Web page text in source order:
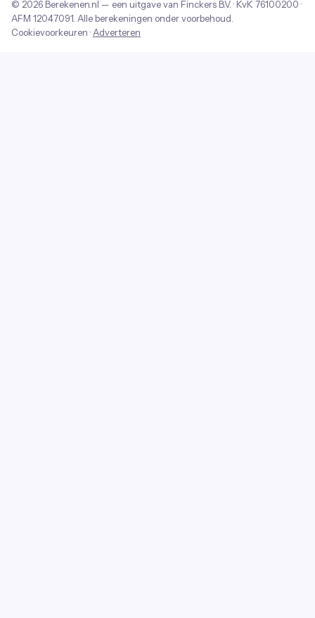
© 2026 Berekenen.nl — een uitgave van Finckers B.V. · KvK 76100200 ·
AFM 12047091 . Alle berekeningen onder voorbehoud.
Cookievoorkeuren · Adverteren